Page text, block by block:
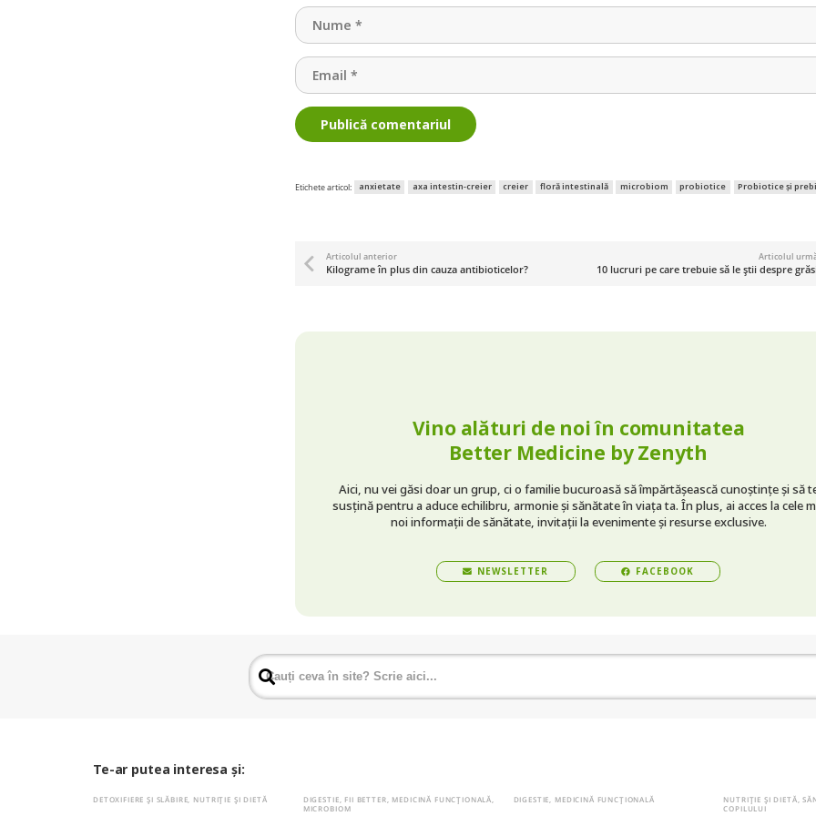
Publică comentariul
Etichete articol: anxietate axa intestin-creier creier floră intestinală microbiom probiotice Probiotice și
Articolul anterior
Kilograme în plus din cauza antibioticelor?
Articolul
10 lucruri pe care trebuie să le știi despre
Vino alături de noi în comunitatea
Better Medicine by Zenyth
Aici, nu vei găsi doar un grup, ci o familie bucuroasă să împărtășească cunoștințe și să
susțină pentru a aduce echilibru, armonie și sănătate în viața ta. În plus, ai acces la cele
noi informații de sănătate, invitații la evenimente și resurse exclusive.
NEWSLETTER FACEBOOK
Te-ar putea interesa și:
DETOXIFIERE ȘI SLĂBIRE NUTRIȚIE ȘI DIETĂ DIGESTIE FII BETTER MEDICINĂ FUNCȚIONALĂ
MICROBIOM
DIGESTIE MEDICINĂ FUNCȚIONALĂ NUTRIȚIE ȘI DIETĂ ,
COPILULUI